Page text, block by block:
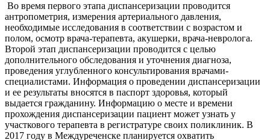
Во время первого этапа диспансеризации проводится
антропометрия, измерения артериального давления,
необходимые исследования в соответствии с возрастом и
полом, осмотр врача-терапевта, акушерки, врача-невролога.
Второй этап диспансеризации проводится с целью
дополнительного обследования и уточнения диагноза,
проведения углубленного консультирования врачами-
специалистами. Информация о проведении диспансеризации
и ее результаты вносятся в паспорт здоровья, который
выдается гражданину. Информацию о месте и времени
прохождения диспансеризации пациент может узнать у
участкового терапевта в регистратуре своих поликлиник. В
2017 году в Междуреченске планируется охватить